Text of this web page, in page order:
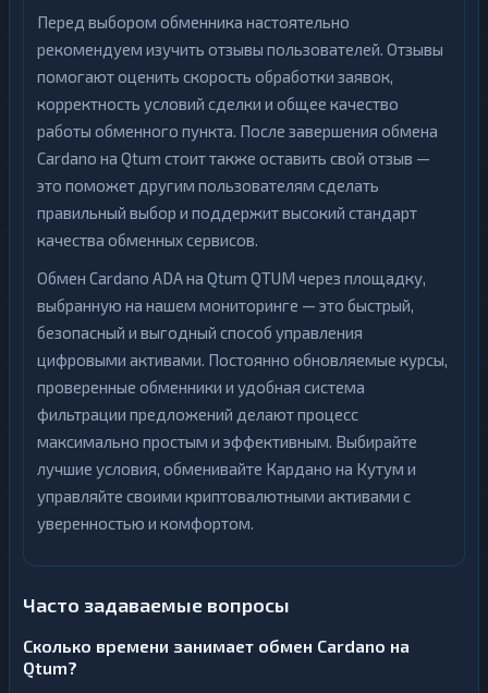
Перед выбором обменника настоятельно
рекомендуем изучить отзывы пользователей. Отзывы
помогают оценить скорость обработки заявок,
корректность условий сделки и общее качество
работы обменного пункта. После завершения обмена
Cardano на Qtum стоит также оставить свой отзыв —
это поможет другим пользователям сделать
правильный выбор и поддержит высокий стандарт
качества обменных сервисов.
Обмен Cardano ADA на Qtum QTUM через площадку,
выбранную на нашем мониторинге — это быстрый,
безопасный и выгодный способ управления
цифровыми активами. Постоянно обновляемые курсы,
проверенные обменники и удобная система
фильтрации предложений делают процесс
максимально простым и эффективным. Выбирайте
лучшие условия, обменивайте Кардано на Кутум и
управляйте своими криптовалютными активами с
уверенностью и комфортом.
Часто задаваемые вопросы
Сколько времени занимает обмен Cardano на
Qtum?